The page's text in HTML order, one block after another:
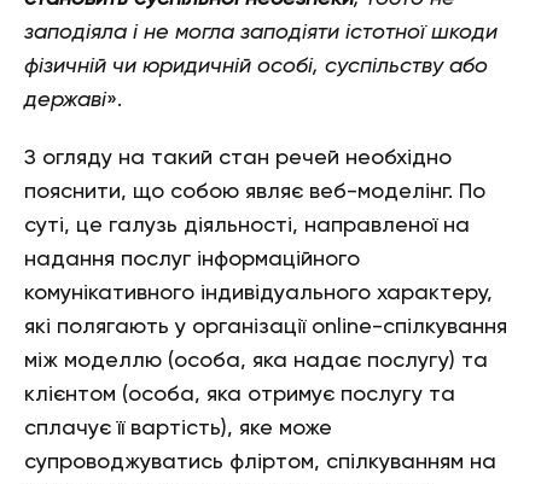
заподіяла і не могла заподіяти істотної шкоди
фізичній чи юридичній особі, суспільству або
державі».
З огляду на такий стан речей необхідно
пояснити, що собою являє веб-моделінг. По
суті, це галузь діяльності, направленої на
надання послуг інформаційного
комунікативного індивідуального характеру,
які полягають у організації online-спілкування
між моделлю (особа, яка надає послугу) та
клієнтом (особа, яка отримує послугу та
сплачує її вартість), яке може
супроводжуватись фліртом, спілкуванням на